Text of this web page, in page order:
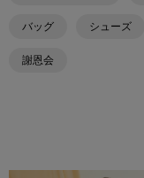
バッグ シューズ
謝恩会